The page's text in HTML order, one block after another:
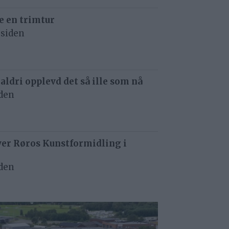
en trimtur
aldri opplevd det så ille som nå
Røros Kunstformidling i